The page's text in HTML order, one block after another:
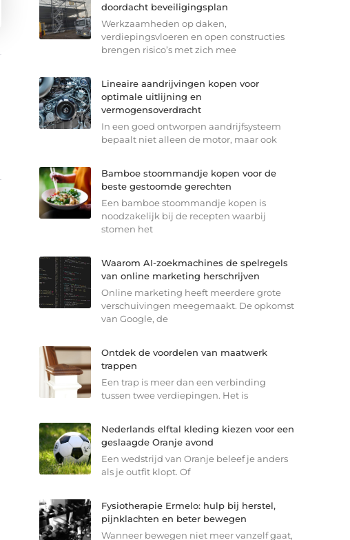
doordacht beveiligingsplan
Werkzaamheden op daken,
verdiepingsvloeren en open constructies
brengen risico’s met zich mee
Lineaire aandrijvingen kopen voor
optimale uitlijning en
vermogensoverdracht
In een goed ontworpen aandrijfsysteem
bepaalt niet alleen de motor, maar ook
Bamboe stoommandje kopen voor de
beste gestoomde gerechten
Een bamboe stoommandje kopen is
noodzakelijk bij de recepten waarbij
stomen het
Waarom AI-zoekmachines de spelregels
van online marketing herschrijven
Online marketing heeft meerdere grote
verschuivingen meegemaakt. De opkomst
van Google, de
Ontdek de voordelen van maatwerk
trappen
Een trap is meer dan een verbinding
tussen twee verdiepingen. Het is
Nederlands elftal kleding kiezen voor een
geslaagde Oranje avond
Een wedstrijd van Oranje beleef je anders
als je outfit klopt. Of
Fysiotherapie Ermelo: hulp bij herstel,
pijnklachten en beter bewegen
Wanneer bewegen niet meer vanzelf gaat,